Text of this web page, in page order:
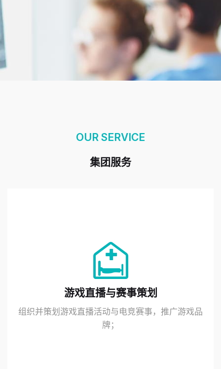
OUR SERVICE
集团服务
游戏直播与赛事策划
组织并策划游戏直播活动与电竞赛事，推广游戏品
牌；